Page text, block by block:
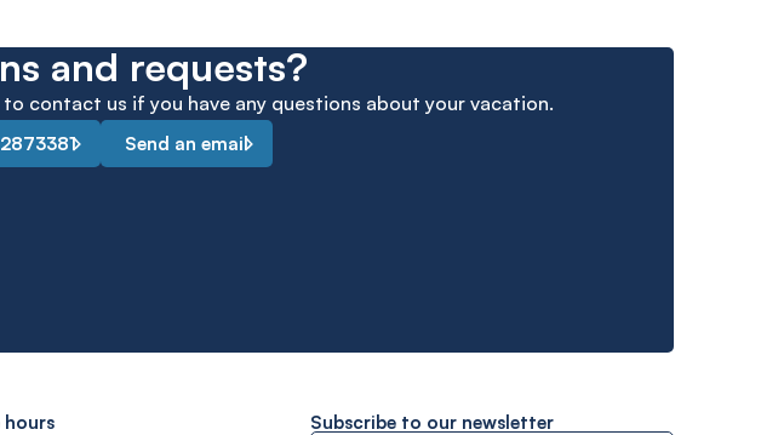
and requests?
contact us if you have any questions about your vacation.
Send an email
hours Subscribe to our newsletter